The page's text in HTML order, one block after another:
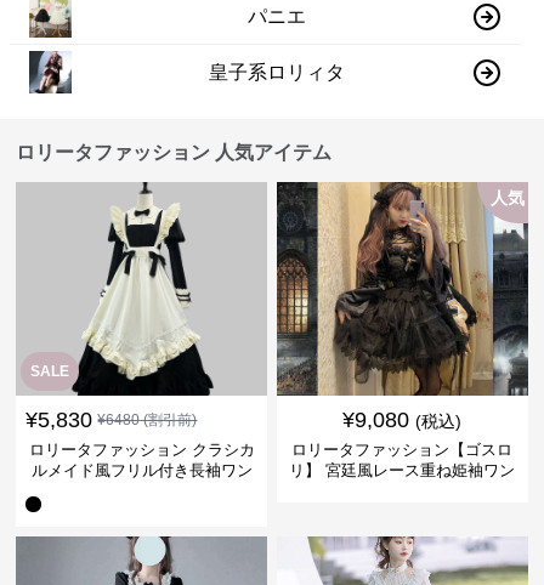
パニエ
皇子系ロリィタ
ロリータファッション 人気アイテム
SALE
¥5,830 ¥6480(割引前)
ロリータファッション クラシカ
ルメイド風フリル付き長袖ワン
人気
¥9,080 (税込)
ロリータファッション【ゴスロ
リ】 宮廷風レース重ね姫袖ワン